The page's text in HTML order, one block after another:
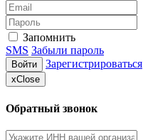
Запомнить
SMS Забыли пароль
Войти Зарегистрироваться
xClose
Обратный звонок